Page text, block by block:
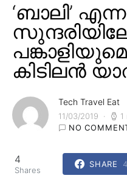
‘ബാലി’ എന്ന
കിടിലൻ
Tech Travel Eat
11/03/2019
1
NO
4
Shares
SHARE 4